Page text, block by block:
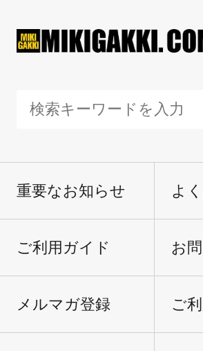
重要なお知らせ よ
ご利用ガイド お
メルマガ登録 ご